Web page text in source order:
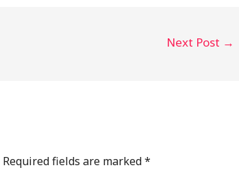
Next Post →
Required fields are marked*